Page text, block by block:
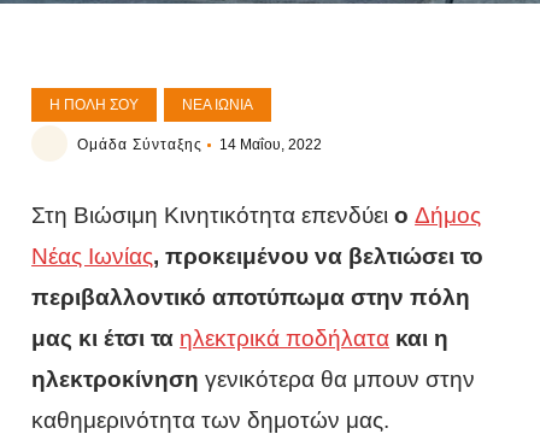
Η ΠΌΛΗ ΣΟΥ ΝΈΑ ΙΩΝΊΑ
Ομάδα Σύνταξης 14 Μαΐου, 2022
Στη Βιώσιμη Κινητικότητα επενδύειοΔήμος
Νέας Ιωνίας, προκειμένου να βελτιώσει το
περιβαλλοντικό αποτύπωμα στην πόλη
μας κι έτσι τα ηλεκτρικά ποδήλατα και η
ηλεκτροκίνηση γενικότερα θα μπουν στην
καθημερινότητα των δημοτών μας.